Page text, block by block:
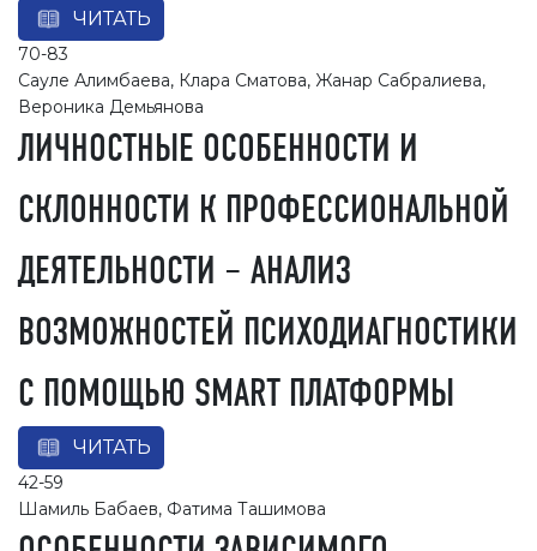
ЧИТАТЬ
70-83
Сауле Алимбаева, Клара Сматова, Жанар Сабралиева,
Вероника Демьянова
ЛИЧНОСТНЫЕ ОСОБЕННОСТИ И
СКЛОННОСТИ К ПРОФЕССИОНАЛЬНОЙ
ДЕЯТЕЛЬНОСТИ – АНАЛИЗ
ВОЗМОЖНОСТЕЙ ПСИХОДИАГНОСТИКИ
С ПОМОЩЬЮ SMART ПЛАТФОРМЫ
ЧИТАТЬ
42-59
Шамиль Бабаев, Фатима Ташимова